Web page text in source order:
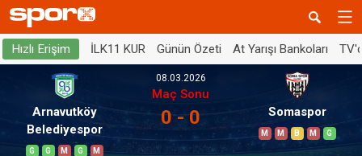
Hızlı Erişim İLK11 KUR Günün Özeti At Yarışı Bankoları
Arnavutköy
Belediyespor
G G M G M
08.03.2026
Maç Sonu
0 - 0 Somaspor
M M B M G